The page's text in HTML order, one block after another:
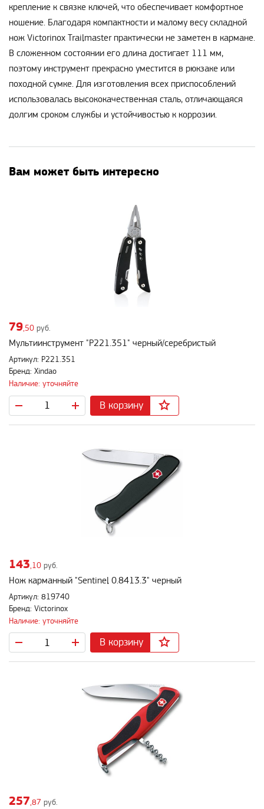
крепление к связке ключей, что обеспечивает комфортное
ношение. Благодаря компактности и малому весу складной
нож Victorinox Trailmaster практически не заметен в кармане.
В сложенном состоянии его длина достигает 111 мм,
поэтому инструмент прекрасно уместится в рюкзаке или
походной сумке. Для изготовления всех приспособлений
использовалась высококачественная сталь, отличающаяся
долгим сроком службы и устойчивостью к коррозии.
Вам может быть интересно
79,50 руб.
Мультиинструмент "P221.351" черный/серебристый
Артикул: P221.351
Бренд: Xindao
Наличие: уточняйте
В корзину
143 ,10 руб.
Нож карманный "Sentinel 0.8413.3" черный
Артикул: 819740
Бренд: Victorinox
Наличие: уточняйте
В корзину
257,87 руб.